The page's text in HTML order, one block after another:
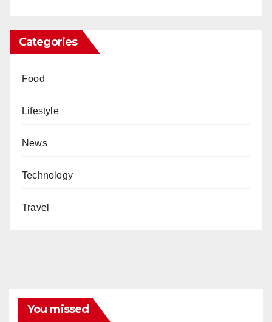
Categories
Food
Lifestyle
News
Technology
Travel
You missed